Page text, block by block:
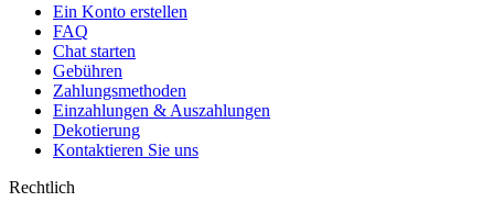
Ein Konto erstellen
FAQ
Chat starten
Gebühren
Zahlungsmethoden
Einzahlungen & Auszahlungen
Dekotierung
Kontaktieren Sie uns
Rechtlich